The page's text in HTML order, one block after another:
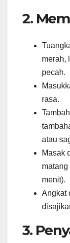
2.
merah,
pecah.
rasa.
atau
Masak
menit).
Angkat
3.